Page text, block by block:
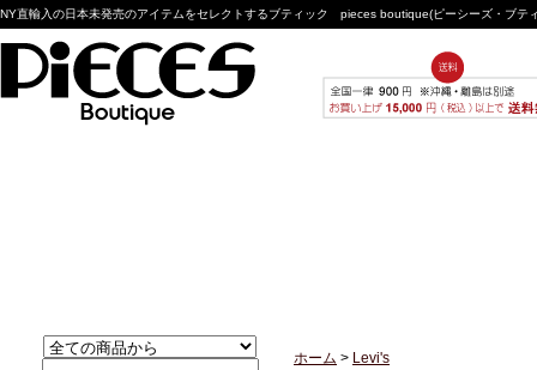
NY直輸入の日本未発売のアイテムをセレクトするブティック pieces boutique(ピーシーズ・ブ
ホーム > Levi's